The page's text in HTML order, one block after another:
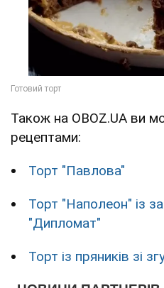
Також на OBOZ.UA ви
рецептами:
Торт "Павлова"
Торт "Наполеон" із
"Дипломат"
Торт із пряників зі